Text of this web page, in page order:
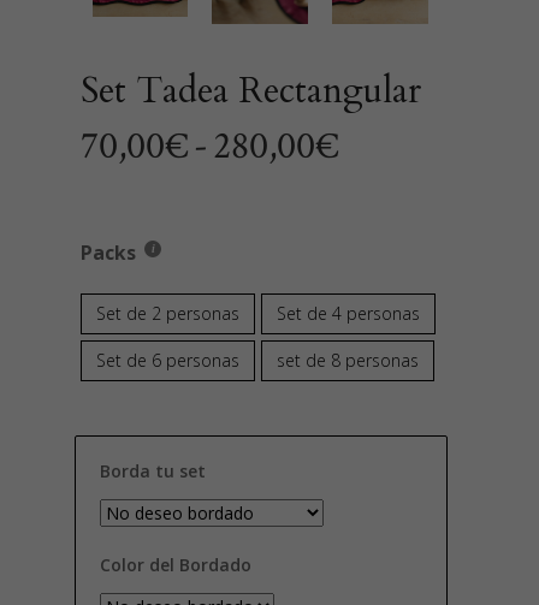
Set Tadea Rectangular
70,00€-280,00€Rango
70,00€
hasta
280,00€
Packs
Set de 2 personas Set de 4 personas
Set de 6 personas set de 8 personas
Borda tu set
Color del Bordado